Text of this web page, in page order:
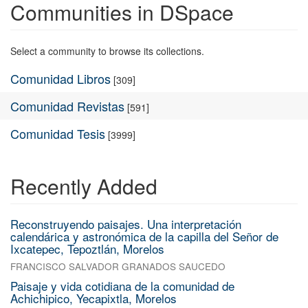
Communities in DSpace
Select a community to browse its collections.
Comunidad Libros [309]
Comunidad Revistas [591]
Comunidad Tesis [3999]
Recently Added
Reconstruyendo paisajes. Una interpretación
calendárica y astronómica de la capilla del Señor de
Ixcatepec, Tepoztlán, Morelos
FRANCISCO SALVADOR GRANADOS SAUCEDO
Paisaje y vida cotidiana de la comunidad de
Achichipico, Yecapixtla, Morelos